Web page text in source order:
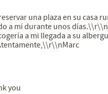
una plaza en su
a mí durante unos
a mi llegada a su
you